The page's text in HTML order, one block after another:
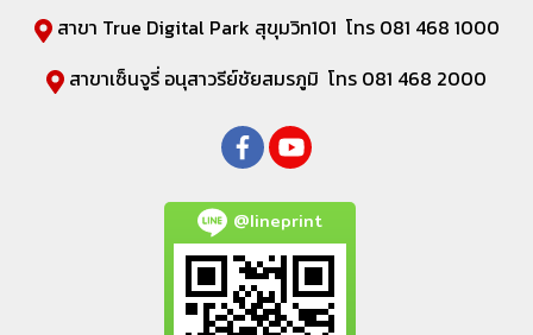
สาขา True Digital Park สุขุมวิท101 โทร 081 468 1000
สาขาเซ็นจูรี่ อนุสาวรีย์ชัยสมรภูมิ โทร 081 468 2000
@lineprint